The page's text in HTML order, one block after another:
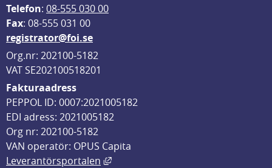
Telefon: 08-555 030 00
Fax: 08-555 031 00
registrator@foi.se
Org.nr: 202100-5182
VAT SE202100518201
Fakturaadress
PEPPOL ID: 0007:2021005182
EDI adress: 2021005182
Org nr: 202100-5182
VAN operatör: OPUS Capita
Leverantörsportalen
Länk till annan webbplats, öppnas